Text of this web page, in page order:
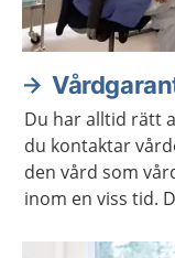
Du har alltid rätt
du kontaktar
den vård som
inom en viss tid.